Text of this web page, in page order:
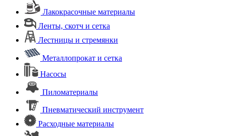
Лакокрасочные материалы
Ленты, скотч и сетка
Лестницы и стремянки
Металлопрокат и сетка
Насосы
Пиломатериалы
Пневматический инструмент
Расходные материалы